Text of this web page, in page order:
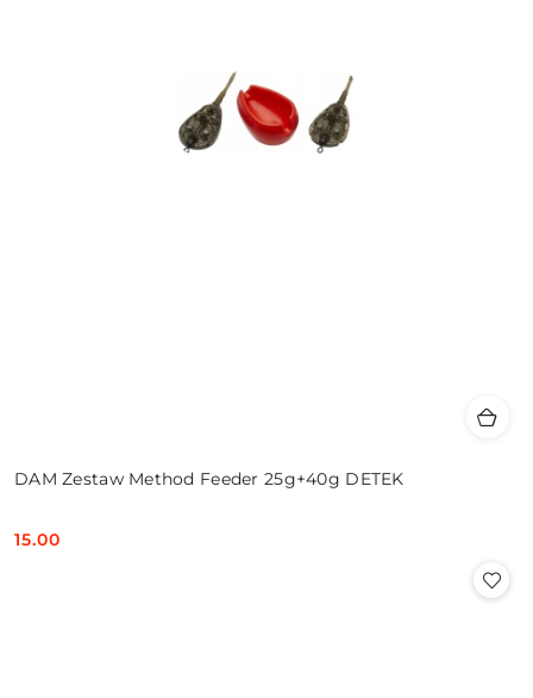
DAM Zestaw Method Feeder 25g+40g DETEK
Cena:
15.00